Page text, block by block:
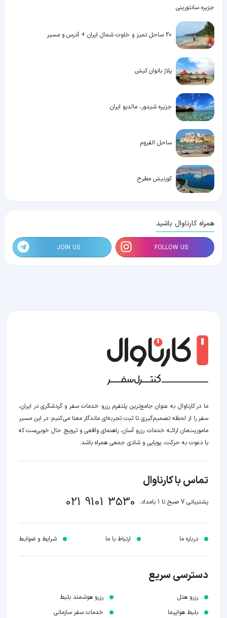
جزیره سانتورینی
20 ساحل تمیز و خلوت شمال ایران + آدرس و مسیر
پلاژ بانوان کیش
جزیره شیدور، مالدیو ایران
ساحل القروم
كورنيش مطرح
همراه کارناوال باشید
FOLLOW US
JOIN US
ما در کارناوال به عنوان جامع‌ترین پلتفرم رزرو خدمات سفر و گردشگری در ایران،
سفر را از لحظه‌ تصمیم‌گیری تا ثبت تجربه‌ای ماندگار معنا می‌کنیم؛ در این مسیر‍
ماموریت‌مان اراﺋــﻪ خدمات رزرو آسان، راهنمای واقعی و ترویج حال خوبی‌ست که
با دعوت به حرکت، پویایی و شادی جمعی همراه باشد.
تماس با کارناوال
پشتیبانی 7 صبح تا 1 بامداد: 021 9101 3530
درباره ما ارتباط با ما شرایط و ضوابـط
دسترسی سریع
رزرو هتل
بلیط هواپیما
رزرو هوشمند بلیط
خدمات سفر سازمانی